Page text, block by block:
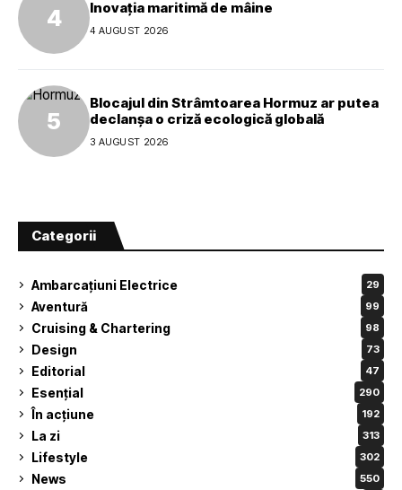
Inovația maritimă de mâine
4 AUGUST 2026
Blocajul din Strâmtoarea Hormuz ar putea
declanșa o criză ecologică globală
3 AUGUST 2026
Categorii
Ambarcațiuni Electrice 29
Aventură 99
Cruising & Chartering 98
Design 73
Editorial 47
Esențial 290
În acțiune 192
La zi 313
Lifestyle 302
News 550